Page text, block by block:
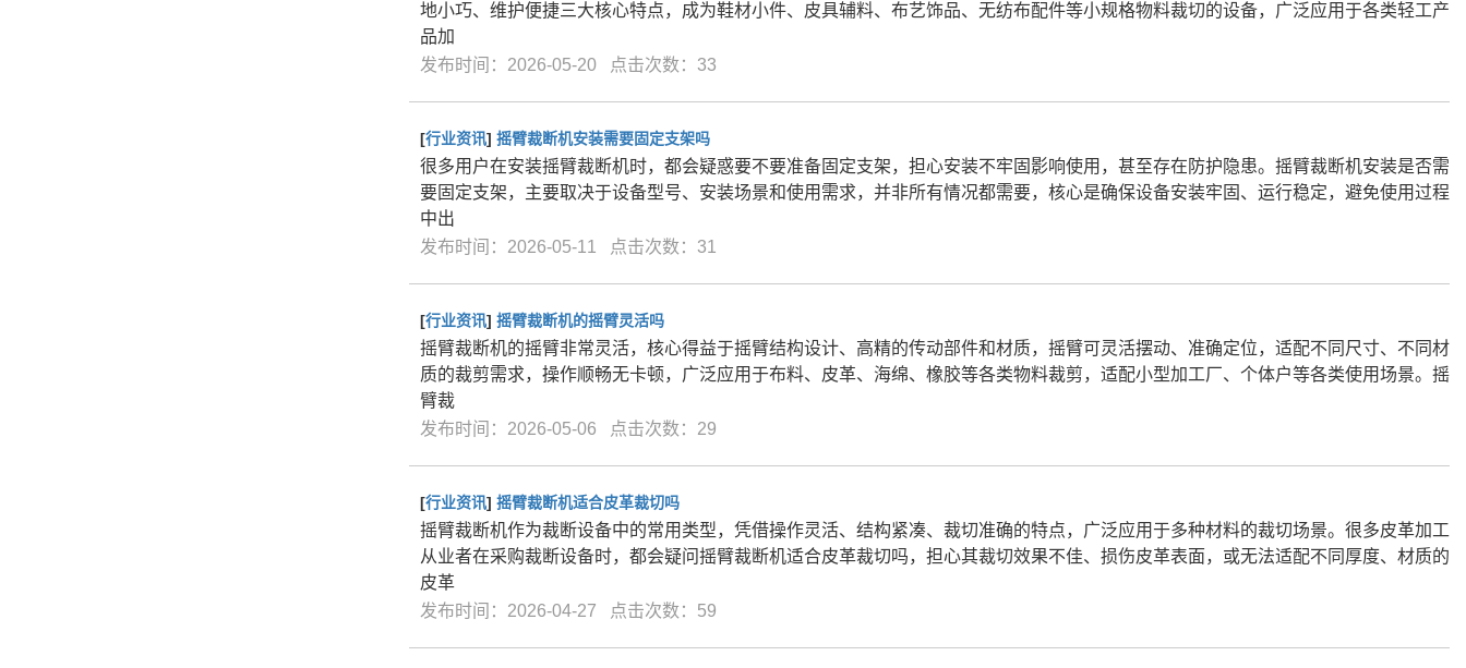
地小巧、维护便捷三大核心特点，成为鞋材小件、皮具辅料、布艺饰品、无纺布配件等小规格物料裁切的设备，广泛应用于各类轻工产
品加
发布时间：2026-05-20 点击次数：33
[行业资讯] 摇臂裁断机安装需要固定支架吗
很多用户在安装摇臂裁断机时，都会疑惑要不要准备固定支架，担心安装不牢固影响使用，甚至存在防护隐患。摇臂裁断机安装是否需
要固定支架，主要取决于设备型号、安装场景和使用需求，并非所有情况都需要，核心是确保设备安装牢固、运行稳定，避免使用过程
中出
发布时间：2026-05-11 点击次数：31
[行业资讯] 摇臂裁断机的摇臂灵活吗
摇臂裁断机的摇臂非常灵活，核心得益于摇臂结构设计、高精的传动部件和材质，摇臂可灵活摆动、准确定位，适配不同尺寸、不同材
质的裁剪需求，操作顺畅无卡顿，广泛应用于布料、皮革、海绵、橡胶等各类物料裁剪，适配小型加工厂、个体户等各类使用场景。摇
臂裁
发布时间：2026-05-06 点击次数：29
[行业资讯] 摇臂裁断机适合皮革裁切吗
摇臂裁断机作为裁断设备中的常用类型，凭借操作灵活、结构紧凑、裁切准确的特点，广泛应用于多种材料的裁切场景。很多皮革加工
从业者在采购裁断设备时，都会疑问摇臂裁断机适合皮革裁切吗，担心其裁切效果不佳、损伤皮革表面，或无法适配不同厚度、材质的
皮革
发布时间：2026-04-27 点击次数：59